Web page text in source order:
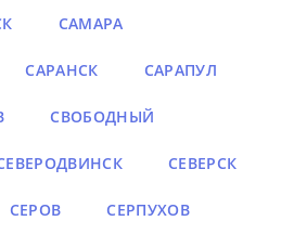
САМАРА
САРАНСК САРАПУЛ
СВОБОДНЫЙ
СЕВЕРСК
СЕРОВ СЕРПУХОВ